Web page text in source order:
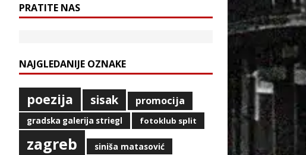
PRATITE NAS
NAJGLEDANIJE OZNAKE
poezija sisak promocija
gradska galerija striegl fotoklub split
zagreb siniša matasović